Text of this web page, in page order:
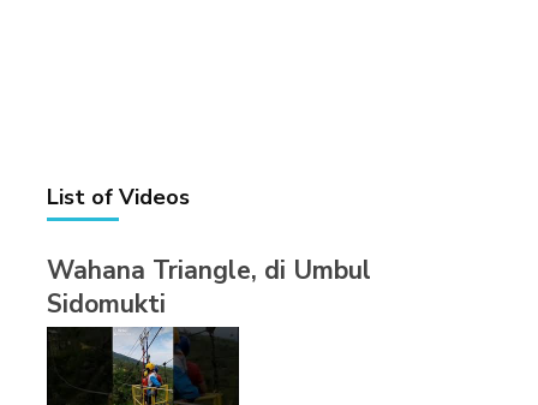
List of Videos
Wahana Triangle, di Umbul
Sidomukti